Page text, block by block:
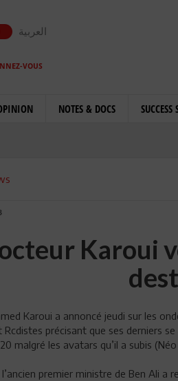
العربية
VOUS
NOTES & DOCS SUCCESS
Karoui
Karoui a annoncé jeudi sur les
Rcdistes précisant que ses derniers
malgré les avatars qu’il a subis
premier ministre de Ben Ali a